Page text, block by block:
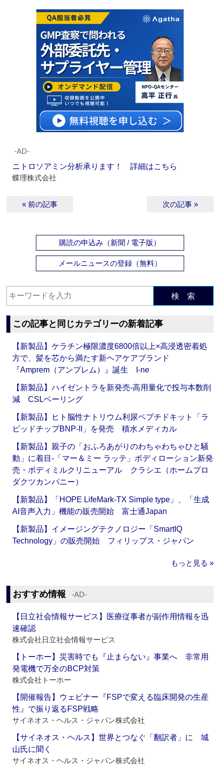
‐AD‐
ニトロソアミン分析承ります！ 詳細はこちら
蝶理株式会社
« 前の記事 次の記事 »
購読の申込み（新聞 / 電子版）
メールニュースの登録（無料）
検 索
この記事と同じカテゴリーの新着記事
【新製品】ケラチン極限濃度6800倍以上×高浸透密着処
方で、髪を芯から満たす新ヘアケアブランド
『Amprem（アンプレム）』誕生 I-ne
【新製品】ハイゼントラを新発売‐高用量化で投与本数削
減 CSLベーリング
【新製品】ヒト脳性ナトリウム利尿ペプチドキット「ラ
ピッドチップBNP-II」を発売 積水メディカル
【新製品】親子の「おふろあがりのわちゃわちゃひと騒
動」に着目‐「マー＆ミー ラッテ」ボディローション新発
売・ボディミルクリニューアル クラシエ（ホームプロ
ダクツカンパニー）
【新製品】「HOPE LifeMark-TX Simple type」、「生成
AI音声入力」機能の販売開始 富士通Japan
【新製品】イメージングテクノロジー「SmartIQ
Technology」の販売開始 フィリップス・ジャパン
もっと見る »
おすすめ情報 ‐AD‐
【日立社会情報サービス】医療従事者が副作用情報を迅
速確認
株式会社日立社会情報サービス
【トーホー】災害時でも『止まらない』事業へ 非常用
発電機で万全のBCP対策
株式会社トーホー
【開催報告】ウェビナー『FSPで変える臨床開発の生産
性』で振り返るFSP戦略
サイネオス・ヘルス・ジャパン株式会社
【サイネオス・ヘルス】世界とつなぐ「翻訳者」に 城
山氏に聞く
サイネオス・ヘルス・ジャパン株式会社